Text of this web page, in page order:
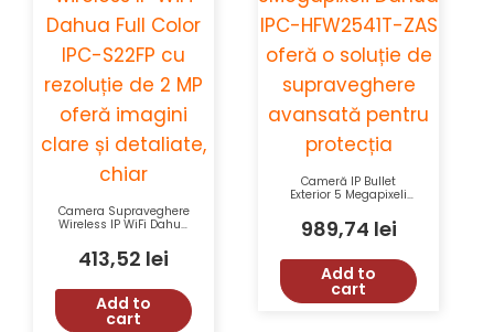
Camera Supraveghere
Wireless IP WiFi Dahua
HD, 30 m Vizibilitate
Nocturnă, Pan-Tilt 355°
413,52 lei
Add to
cart
Cameră IP Bullet
Exterior 5 Megapixeli
ZAS-27135 cu Lentilă
Motorizată și IR 60m
989,74 lei
Add to
cart